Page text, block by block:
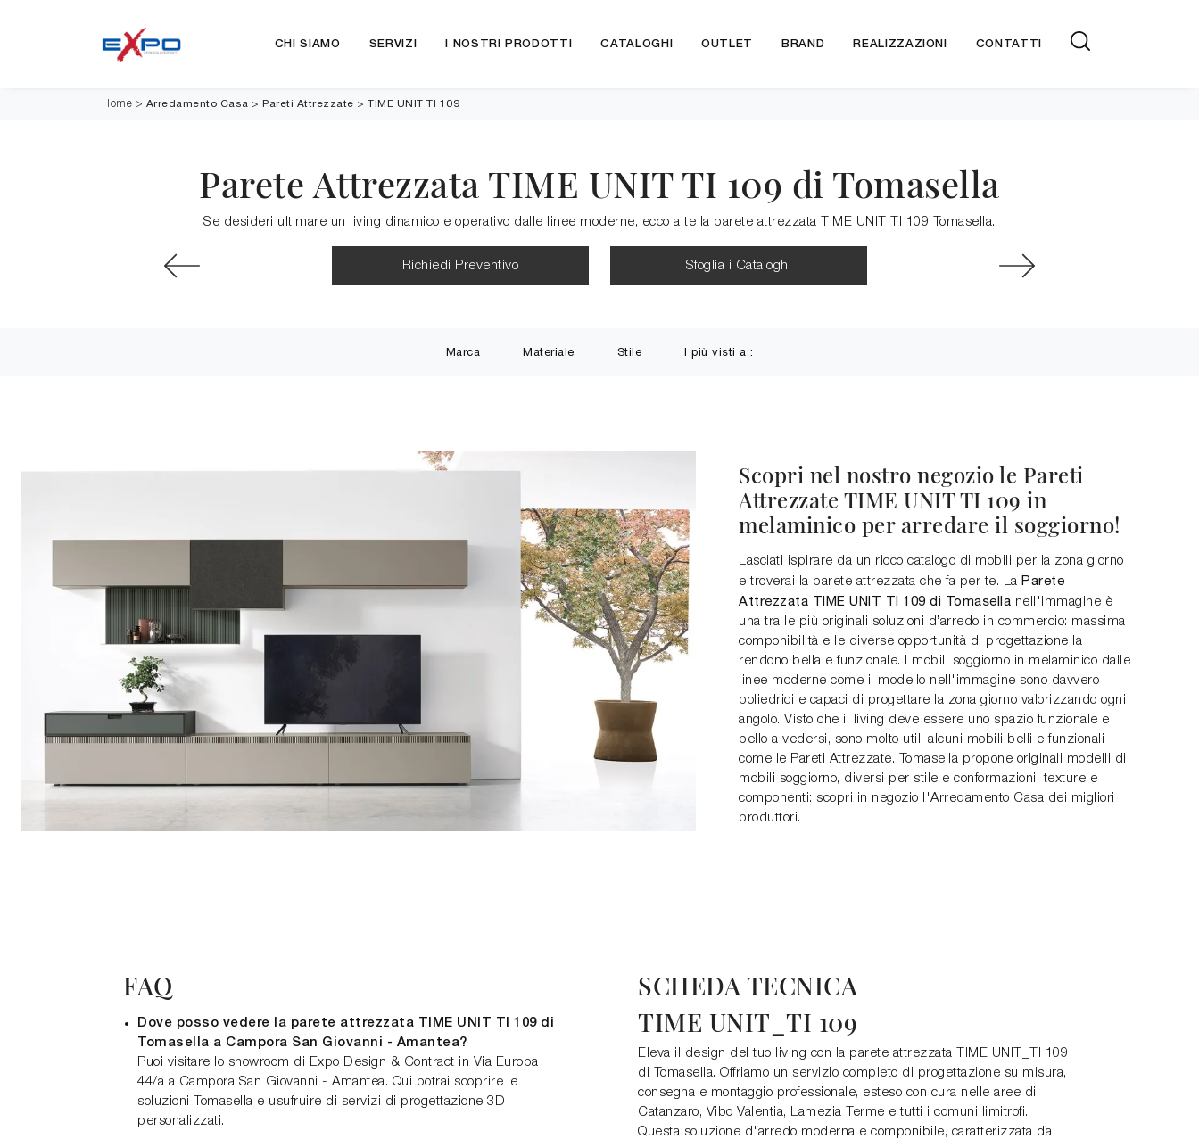
CHI SIAMO SERVIZI I NOSTRI PRODOTTI CATALOGHI OUTLET BRAND REALIZZAZIONI CONTATTI
Home > Arredamento Casa > Pareti Attrezzate > TIME UNIT TI 109
Parete Attrezzata TIME UNIT TI 109 di Tomasella
Se desideri ultimare un living dinamico e operativo dalle linee moderne, ecco a te la parete attrezzata TIME UNIT TI 109 Tomasella.
Richiedi Preventivo Sfoglia i Cataloghi
Marca Materiale Stile I più visti a :
Scopri nel nostro negozio le Pareti
Attrezzate TIME UNIT TI 109 in
melaminico per arredare il soggiorno!
Lasciati ispirare da un ricco catalogo di mobili per la zona giorno
e troverai la parete attrezzata che fa per te. La Parete
Attrezzata TIME UNIT TI 109 di Tomasella nell'immagine è
una tra le più originali soluzioni d’arredo in commercio: massima
componibilità e le diverse opportunità di progettazione la
rendono bella e funzionale. I mobili soggiorno in melaminico dalle
linee moderne come il modello nell'immagine sono davvero
poliedrici e capaci di progettare la zona giorno valorizzando ogni
angolo. Visto che il living deve essere uno spazio funzionale e
bello a vedersi, sono molto utili alcuni mobili belli e funzionali
come le Pareti Attrezzate. Tomasella propone originali modelli di
mobili soggiorno, diversi per stile e conformazioni, texture e
componenti: scopri in negozio l'Arredamento Casa dei migliori
produttori.
FAQ
Dove posso vedere la parete attrezzata TIME UNIT TI 109 di
Tomasella a Campora San Giovanni - Amantea?
Puoi visitare lo showroom di Expo Design & Contract in Via Europa
44/a a Campora San Giovanni - Amantea. Qui potrai scoprire le
soluzioni Tomasella e usufruire di servizi di progettazione 3D
personalizzati.
SCHEDA TECNICA
TIME UNIT_TI 109
Eleva il design del tuo living con la parete attrezzata TIME UNIT_TI 109
di Tomasella. Offriamo un servizio completo di progettazione su misura,
consegna e montaggio professionale, esteso con cura nelle aree di
Catanzaro, Vibo Valentia, Lamezia Terme e tutti i comuni limitrofi.
Questa soluzione d'arredo moderna e componibile, caratterizzata da